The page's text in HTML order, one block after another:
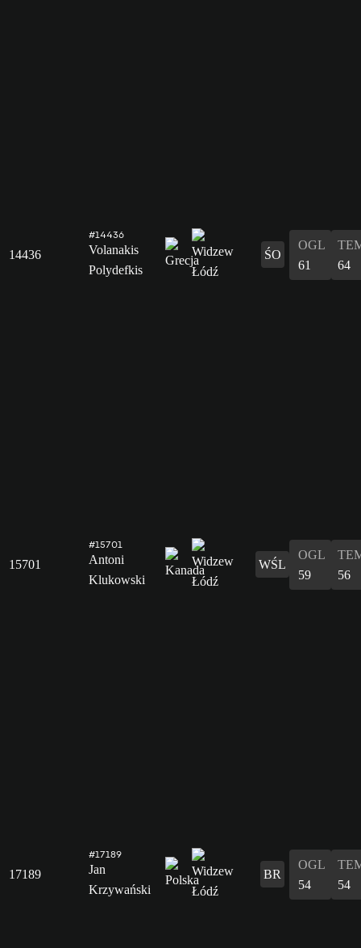
14436
#14436
Volanakis
Polydefkis
ŚO
OGL
61
64
15701
#15701
Antoni
Klukowski
WŚL
OGL
59
56
17189
#17189
Jan
Krzywański
BR
OGL
54
54